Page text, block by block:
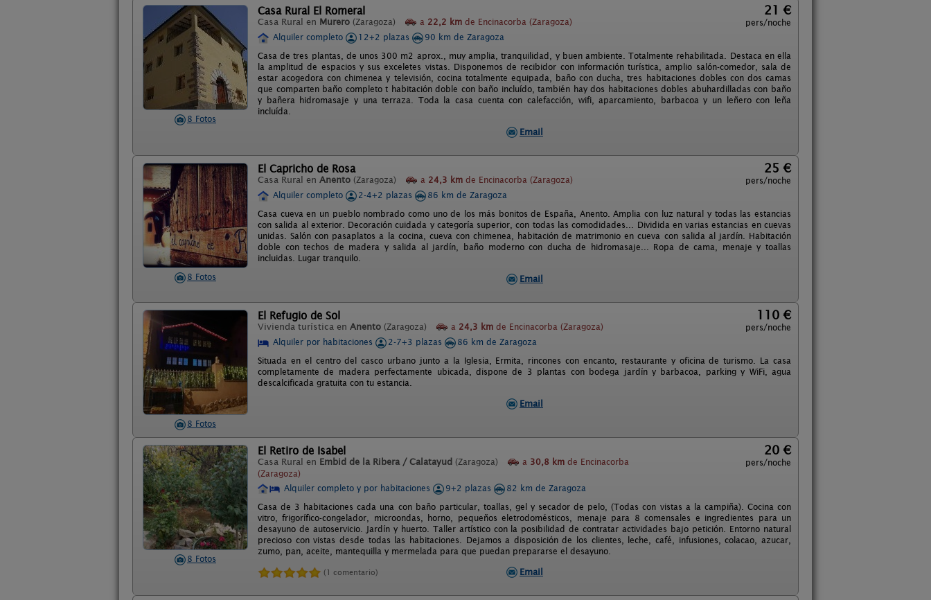
8 Fotos
Casa Rural El Romeral
Casa Rural en Murero (Zaragoza) a 22,2 km de Encinacorba (Zaragoza)
21 €
pers/noche
Alquiler completo
12+2 plazas
90 km de Zaragoza
Casa de tres plantas, de unos 300 m2 aprox., muy amplia, tranquilidad, y buen ambiente. Totalmente rehabilitada. Destaca en ella
la amplitud de espacios y sus exceletes vistas. Disponemos de recibidor con información turística, amplio salón-comedor, sala de
estar acogedora con chimenea y televisión, cocina totalmente equipada, baño con ducha, tres habitaciones dobles con dos camas
que comparten baño completo t habitación doble con baño incluído, también hay dos habitaciones dobles abuhardilladas con baño
y bañera hidromasaje y una terraza. Toda la casa cuenta con calefacción, wifi, aparcamiento, barbacoa y un leñero con leña
incluída.
Email
8 Fotos
El Capricho de Rosa
Casa Rural en Anento (Zaragoza) a 24,3 km de Encinacorba (Zaragoza)
25 €
pers/noche
Alquiler completo
2-4+2 plazas
86 km de Zaragoza
Casa cueva en un pueblo nombrado como uno de los más bonitos de España, Anento. Amplia con luz natural y todas las estancias
con salida al exterior. Decoración cuidada y categoría superior, con todas las comodidades... Dividida en varias estancias en cuevas
unidas. Salón con pasaplatos a la cocina, cueva con chimenea, habitación de matrimonio en cueva con salida al jardín. Habitación
doble con techos de madera y salida al jardín, baño moderno con ducha de hidromasaje... Ropa de cama, menaje y toallas
incluidas. Lugar tranquilo.
Email
8 Fotos
El Refugio de Sol
Vivienda turística en Anento (Zaragoza) a 24,3 km de Encinacorba (Zaragoza)
110 €
pers/noche
Alquiler por habitaciones
2-7+3 plazas
86 km de Zaragoza
Situada en el centro del casco urbano junto a la Iglesia, Ermita, rincones con encanto, restaurante y oficina de turismo. La casa
completamente de madera perfectamente ubicada, dispone de 3 plantas con bodega jardín y barbacoa, parking y WiFi, agua
descalcificada gratuita con tu estancia.
Email
8 Fotos
El Retiro de Isabel
Casa Rural en Embid de la Ribera / Calatayud (Zaragoza) a 30,8 km de Encinacorba
(Zaragoza)
20 €
pers/noche
Alquiler completo y por habitaciones 9+2 plazas
82 km de Zaragoza
Casa de 3 habitaciones cada una con baño particular, toallas, gel y secador de pelo, (Todas con vistas a la campiña). Cocina con
vitro, frigorífico-congelador, microondas, horno, pequeños eletrodomésticos, menaje para 8 comensales e ingredientes para un
desayuno de autoservicio. Jardín y huerto. Taller artístico con la posibilidad de contratar actividades bajo petición. Entorno natural
precioso con vistas desde todas las habitaciones. Dejamos a disposición de los clientes, leche, café, infusiones, colacao, azucar,
zumo, pan, aceite, mantequilla y mermelada para que puedan prepararse el desayuno.
(1 comentario) Email